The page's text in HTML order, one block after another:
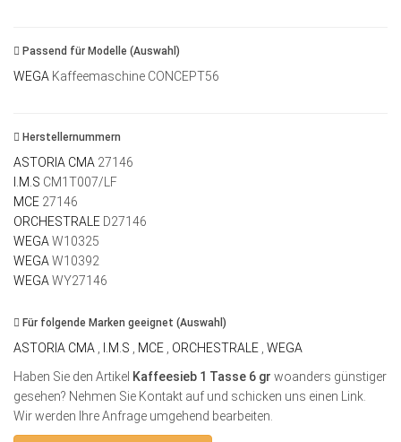
Passend für Modelle (Auswahl)
WEGA Kaffeemaschine CONCEPT56
Herstellernummern
ASTORIA CMA 27146
I.M.S CM1T007/LF
MCE 27146
ORCHESTRALE D27146
WEGAW10325
WEGAW10392
WEGAWY27146
Für folgende Marken geeignet (Auswahl)
ASTORIA CMA , I.M.S , MCE , ORCHESTRALE , WEGA
Haben Sie den Artikel Kaffeesieb 1 Tasse 6 gr woanders günstiger
gesehen? Nehmen Sie Kontakt auf und schicken uns einen Link.
Wir werden Ihre Anfrage umgehend bearbeiten.